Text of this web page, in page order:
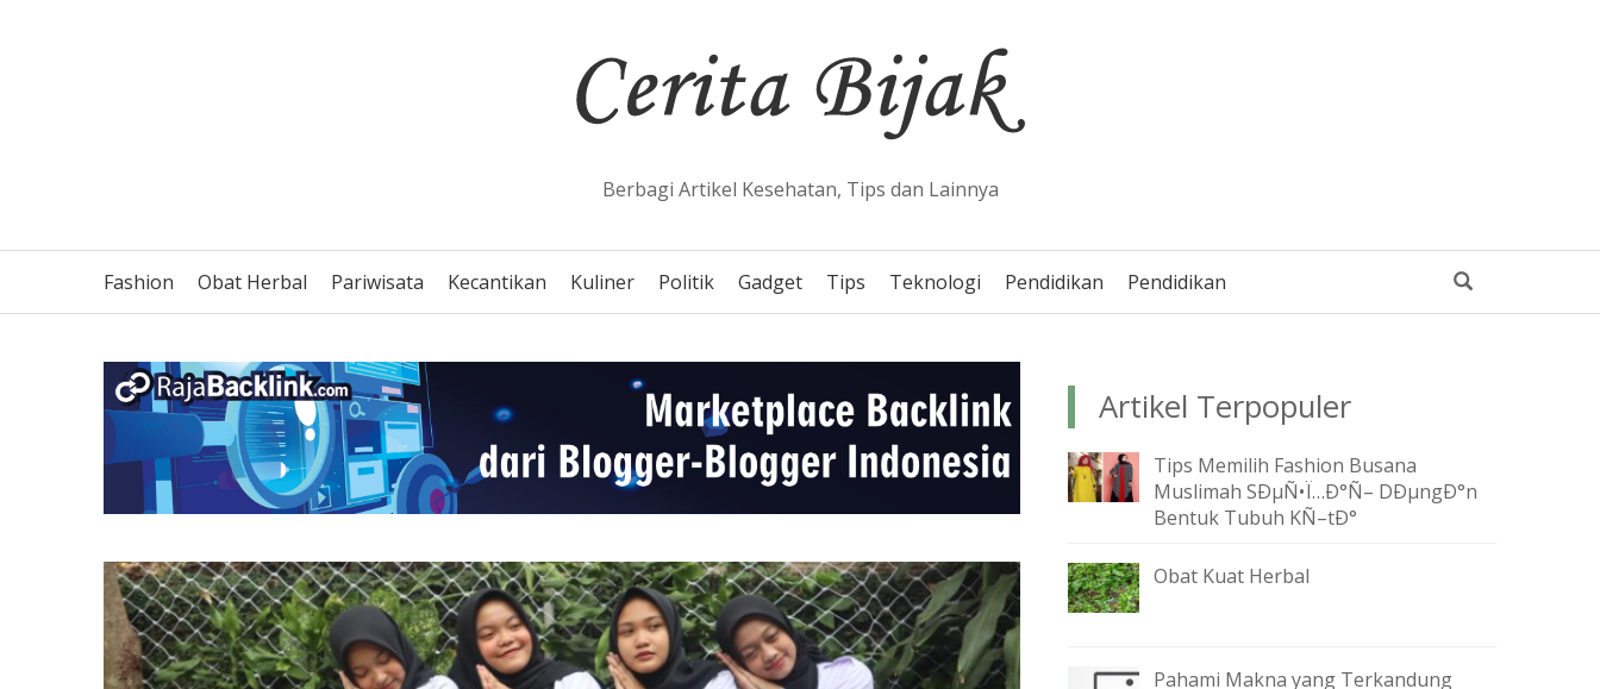
Berbagi Artikel Kesehatan, Tips dan Lainnya
Fashion Obat Herbal Pariwisata Kecantikan Kuliner Politik Gadget Tips Teknologi Pendidikan Pendidikan
Artikel Terpopuler
Tips Memilih Fashion Busana
Muslimah SÐµÑ•Ï…Ð°Ñ– DÐµngÐ°n
Bentuk Tubuh KÑ–tÐ°
Obat Kuat Herbal
Pahami Makna yang Terkandung